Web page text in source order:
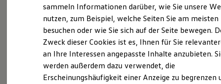
Reichweite
Reichweite der ID. Modelle
Reichweite im Winter
Laden
Laden unterwegs
Laden Zuhause
Ladezeitensimulator
Probefahrt vereinbaren
Fahrzeugangebot anfordern
sammeln Informationen darüber, wie Sie unsere
nutzen, zum Beispiel, welche Seiten Sie am meisten
besuchen oder wie Sie sich auf der Seite bewegen.
Zweck dieser Cookies ist es, Ihnen für Sie
an Ihre Interessen angepasste Inhalte anzubieten.
werden außerdem dazu verwendet, die
Erscheinungshäufigkeit einer Anzeige zu begrenzen